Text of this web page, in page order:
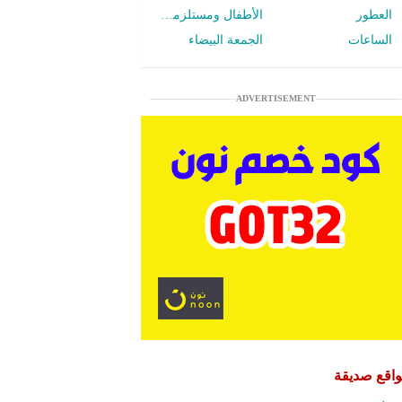
العطور
الأطفال ومستلزمات الرضع
الساعات
الجمعة البيضاء
ADVERTISEMENT
صديقة